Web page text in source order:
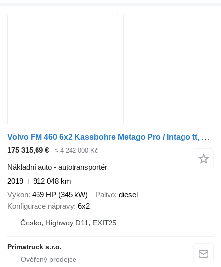
Volvo FM 460 6x2 Kassbohre Metago Pro / Intago tt, VDI
175 315,69 € ≈ 4 242 000 Kč
Nákladní auto - autotransportér
2019
912 048 km
Výkon 469 HP (345 kW) Palivo diesel
Konfigurace nápravy 6x2
Česko, Highway D11, EXIT25
Primatruck s.r.o.